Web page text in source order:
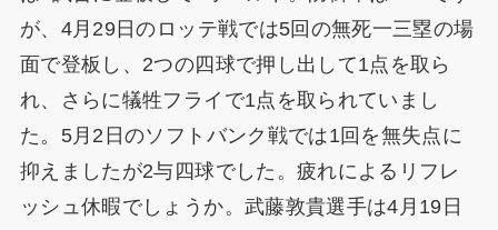
が、4月29日のロッテ戦では5回の無死一三塁の場
面で登板し、2つの四球で押し出して1点を取ら
れ、さらに犠牲フライで1点を取られていまし
た。5月2日のソフトバンク戦では1回を無失点に
抑えましたが2与四球でした。疲れによるリフレ
ッシュ休暇でしょうか。武藤敦貴選手は4月19日